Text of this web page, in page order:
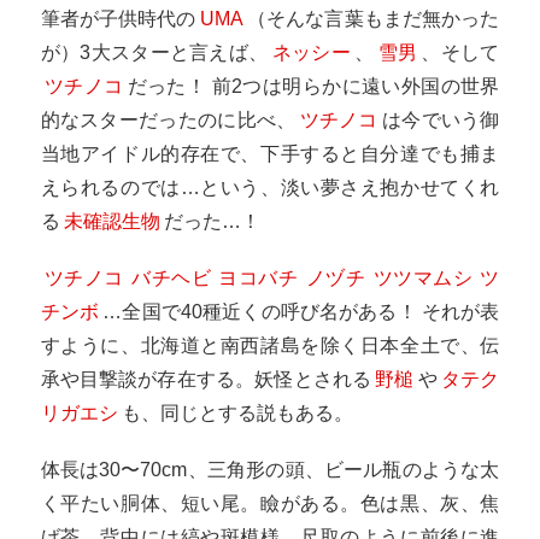
筆者が子供時代の UMA
（そんな言葉もまだ無かった
が）3大スターと言えば、
ネッシー 雪男
、そして
ツチノコ だった！ 前2つは明らかに遠い外国の世界
的なスターだったのに比べ、
ツチノコ は今でいう御
当地アイドル的存在で、下手すると自分達でも捕ま
えられるのでは…という、淡い夢さえ抱かせてくれ
る 未確認生物 だった…！
ツチノコ バチヘビ ヨコバチ ノヅチ ツツマムシ ツ
チンボ …全国で40種近くの呼び名がある！ それが表
すように、北海道と南西諸島を除く日本全土で、伝
承や目撃談が存在する。妖怪とされる 野槌 や タテク
リガエシ も、同じとする説もある。
体長は30〜70cm、三角形の頭、ビール瓶のような太
く平たい胴体、短い尾。瞼がある。色は黒、灰、焦